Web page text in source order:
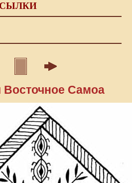
Восточное Самоа